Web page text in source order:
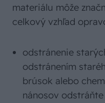
materiálu môže
celkový vzhľad
odstránenie
odstránením
brúsok alebo
nánosov